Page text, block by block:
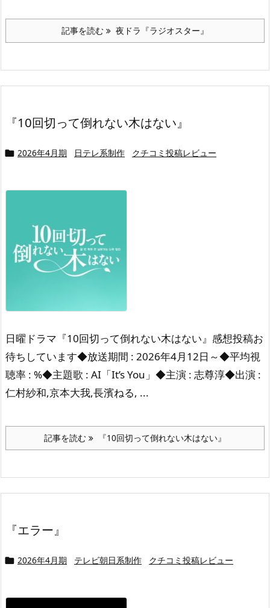
記事を読む 夜ドラ『ラジオスター』
『10回切って倒れない木はない』
 2026年4月期 日テレ系制作 クチコミ投稿レビュー
日曜ドラマ『10回切って倒れない木はない』感想投稿お
待ちしています◆放送期間 : 2026年4月12日～◆平均視
聴率 : %◆主題歌 : AI「It’s You」◆主演 : 志尊淳◆出演 :
仁村紗和,京本大我,長濱ねる, ...
記事を読む 『10回切って倒れない木はない』
『エラー』
 2026年4月期 テレビ朝日系制作 クチコミ投稿レビュー